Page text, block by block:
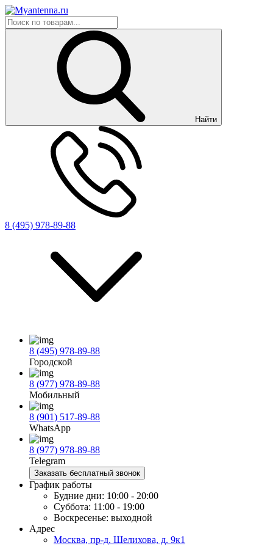
Найти
8 (495) 978-89-88
8 (495) 978-89-88
Городской
8 (977) 978-89-88
Мобильный
8 (901) 517-89-88
WhatsApp
8 (977) 978-89-88
Telegram
Заказать бесплатный звонок
График работы
Будние дни: 10:00 - 20:00
Суббота: 11:00 - 19:00
Воскресенье: выходной
Адрес
Москва, пр-д. Шелихова, д. 9к1